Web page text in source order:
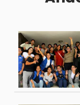
Lees
meer